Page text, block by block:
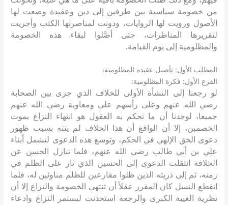
من خصومة سياسية بين طرفين إلى دين وعقيدة وضعت لها
الأصول ورويت لها الروايات، ودونت لمناصرتها الكتب وأجريت
لتقريرها المناظرات، حتى أصَّلوا لبقاء هذه الخصومة
والمظلومية إلى يوم القيامة.
المطلب الأول:تأصيل عقيدة المظلومية:
الفرع الأول: فكرة المظلومية:
لو رجعنا إلى النشأة الأولى للخلاف الذي جرى بين الصحابة
رضي الله عنهم وعلى رأسهم علي ومعاوية رضي الله عنهم
جميعا، لوجدنا أن ما تحكم به العقول هو انتهاء النزاع بموت
الخصمين، إلا أن الواقع أن هذا الخلاف لم ينتهِ بسبب ظهور
دعوى الحق الإلهي في الحكم، وتوسع هذه الدعوى لتشمل أبناء
علي بن أبي طالب رضي الله عنهم، فلما تنازل الحسن عن
الخلافة انتقلت الدعوى إلى الحسين الذي ثار على الظلم في
زمنه، ثم إلى ذريته الذين ظلوا مقارعين للظلم مناوئين له، فلما
انقطع النسل كان المقرر عقلاً أن تنتهي الخصومة والنزاع إلا أن
نظرية الغيبة الكبرى والرجعة استحدثت ليستمر النزاع وادعاء